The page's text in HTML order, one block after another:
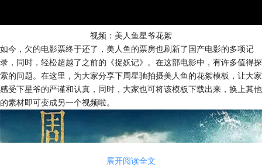
视频：美人鱼星爷花絮
如今，欠的电影票终于还了，美人鱼的票房也刷新了国产电影的多项记
录，同时，轻松超越了之前的《捉妖记》。在这部电影中，有许多值得探
索的问题。在这里，为大家分享下周星驰拍摄美人鱼的花絮模板，让大家
感受下星爷的严谨和认真，同时，大家也可将该模板下载出来，换上其他
的素材即可变成另一个视频啦。
展开阅读全文